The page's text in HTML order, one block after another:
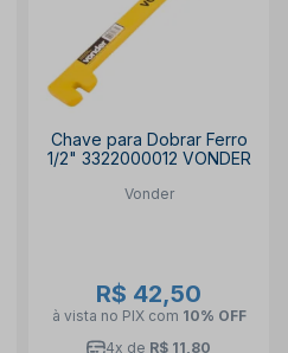
Chave para Dobrar Ferro
1/2" 3322000012 VONDER
Vonder
R$ 42,50
à vista no PIX com 10% OFF
4x de R$ 11,80